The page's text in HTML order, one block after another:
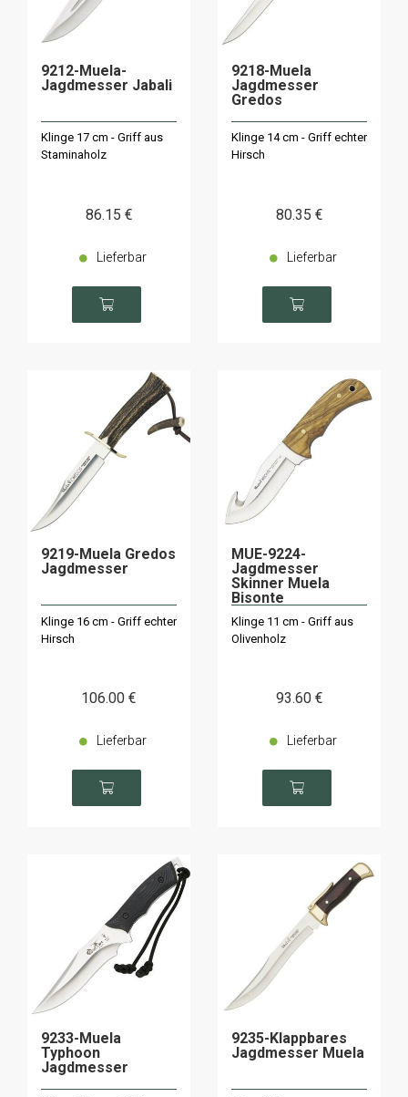
9212-Muela-
Jagdmesser Jabali
Klinge 17 cm - Griff aus
Staminaholz
86.15 €
Lieferbar
9218-Muela
Jagdmesser
Gredos
Klinge 14 cm - Griff echter
Hirsch
80.35 €
Lieferbar
9219-Muela Gredos
Jagdmesser
Klinge 16 cm - Griff echter
Hirsch
106.00 €
Lieferbar
MUE-9224-
Jagdmesser
Skinner Muela
Bisonte
Klinge 11 cm - Griff aus
Olivenholz
93.60 €
Lieferbar
9233-Muela
Typhoon
Jagdmesser
9235-Klappbares
Jagdmesser Muela